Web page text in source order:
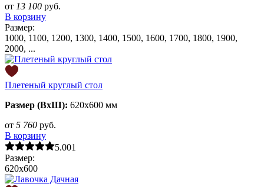
от 13 100 руб.
В корзину
Размер:
1000, 1100, 1200, 1300, 1400, 1500, 1600, 1700, 1800, 1900,
2000, ...
Плетеный круглый стол
Размер (ВхШ): 620х600 мм
от 5 760 руб.
В корзину
5.001
Размер:
620х600